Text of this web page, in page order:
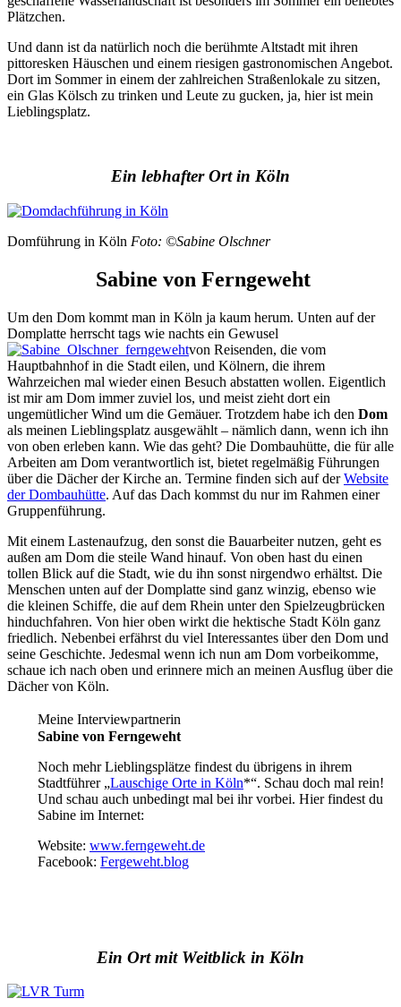
Plätzchen.
Und dann ist da natürlich noch die berühmte Altstadt mit ihren
pittoresken Häuschen und einem riesigen gastronomischen Angebot.
Dort im Sommer in einem der zahlreichen Straßenlokale zu sitzen,
ein Glas Kölsch zu trinken und Leute zu gucken, ja, hier ist mein
Lieblingsplatz.
Ein lebhafter Ort in Köln
Domführung in Köln Foto: ©Sabine Olschner
Sabine von Ferngeweht
Um den Dom kommt man in Köln ja kaum herum. Unten auf der
Domplatte herrscht tags wie nachts ein Gewusel
von Reisenden, die vom
Hauptbahnhof in die Stadt eilen, und Kölnern, die ihrem
Wahrzeichen mal wieder einen Besuch abstatten wollen. Eigentlich
ist mir am Dom immer zuviel los, und meist zieht dort ein
ungemütlicher Wind um die Gemäuer. Trotzdem habe ich den Dom
als meinen Lieblingsplatz ausgewählt – nämlich dann, wenn ich ihn
von oben erleben kann. Wie das geht? Die Dombauhütte, die für alle
Arbeiten am Dom verantwortlich ist, bietet regelmäßig Führungen
über die Dächer der Kirche an. Termine finden sich auf derWebsite
der Dombauhütte. Auf das Dach kommst du nur im Rahmen einer
Gruppenführung.
Mit einem Lastenaufzug, den sonst die Bauarbeiter nutzen, geht es
außen am Dom die steile Wand hinauf. Von oben hast du einen
tollen Blick auf die Stadt, wie du ihn sonst nirgendwo erhältst. Die
Menschen unten auf der Domplatte sind ganz winzig, ebenso wie
die kleinen Schiffe, die auf dem Rhein unter den Spielzeugbrücken
hinduchfahren. Von hier oben wirkt die hektische Stadt Köln ganz
friedlich. Nebenbei erfährst du viel Interessantes über den Dom und
seine Geschichte. Jedesmal wenn ich nun am Dom vorbeikomme,
schaue ich nach oben und erinnere mich an meinen Ausflug über die
Dächer von Köln.
Meine Interviewpartnerin
Sabine von Ferngeweht
Noch mehr Lieblingsplätze findest du übrigens in ihrem
Stadtführer „Lauschige Orte in Köln*“. Schau doch mal rein!
Und schau auch unbedingt mal bei ihr vorbei. Hier findest du
Sabine im Internet:
Website: www.ferngeweht.de
Facebook: Fergeweht.blog
Ein Ort mit Weitblick in Köln